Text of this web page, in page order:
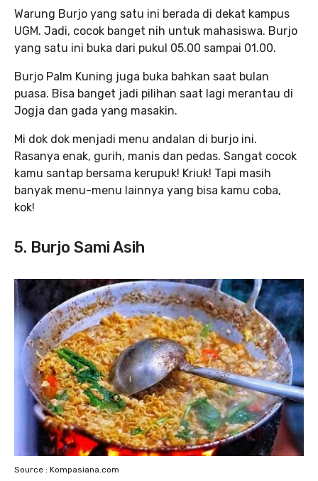
Warung Burjo yang satu ini berada di dekat kampus
UGM. Jadi, cocok banget nih untuk mahasiswa. Burjo
yang satu ini buka dari pukul 05.00 sampai 01.00.
Burjo Palm Kuning juga buka bahkan saat bulan
puasa. Bisa banget jadi pilihan saat lagi merantau di
Jogja dan gada yang masakin.
Mi dok dok menjadi menu andalan di burjo ini.
Rasanya enak, gurih, manis dan pedas. Sangat cocok
kamu santap bersama kerupuk! Kriuk! Tapi masih
banyak menu-menu lainnya yang bisa kamu coba,
kok!
5. Burjo Sami Asih
Source : Kompasiana.com